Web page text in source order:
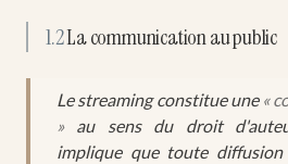
1.2La communication au public
Le streaming constitue une «
»au sens du droit
implique que toute diffusion